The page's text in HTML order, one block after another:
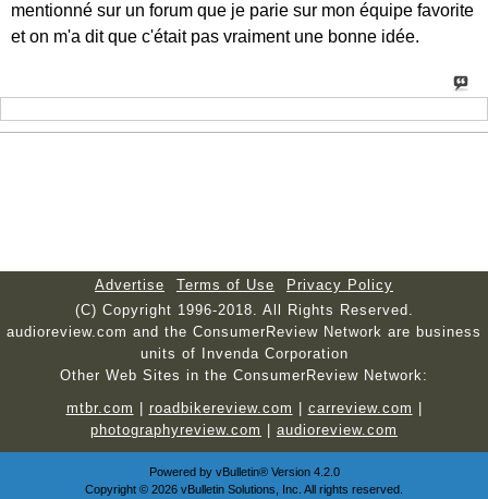
mentionné sur un forum que je parie sur mon équipe favorite
et on m'a dit que c'était pas vraiment une bonne idée.
Advertise Terms of Use
Privacy Policy
(C) Copyright 1996-2018. All Rights Reserved.
audioreview.com and the ConsumerReview Network are business
units of Invenda Corporation
Other Web Sites in the ConsumerReview Network:
mtbr.com
roadbikereview.com carreview.com
photographyreview.com
audioreview.com
Powered by vBulletin®Version 4.2.0
Copyright © 2026 vBulletin Solutions, Inc. All rights reserved.